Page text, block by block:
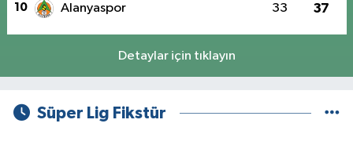
10 Alanyaspor 33 37
Detaylar için tıklayın
Süper Lig Fikstür